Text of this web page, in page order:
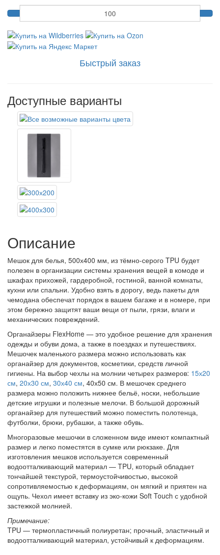
Быстрый заказ
Доступные варианты
Описание
Мешок для белья, 500х400 мм, из тёмно-серого TPU будет
полезен в организации системы хранения вещей в комоде и
шкафах прихожей, гардеробной, гостиной, ванной комнаты,
кухни или спальни. Удобно взять в дорогу, ведь пакеты для
чемодана обеспечат порядок в вашем багаже и в номере, при
этом бережно защитят ваши вещи от пыли, грязи, влаги и
механических повреждений.
Органайзеры FlexHome — это удобное решение для хранения
одежды и обуви дома, а также в поездках и путешествиях.
Мешочек маленького размера можно использовать как
органайзер для документов, косметики, средств личной
гигиены. На выбор чехлы на молнии четырех размеров: 15х20
см, 20х30 см, 30х40 см, 40х50 см. В мешочек среднего
размера можно положить нижнее бельё, носки, небольшие
детские игрушки и полезные мелочи. В большой дорожный
органайзер для путешествий можно поместить полотенца,
футболки, брюки, рубашки, а также обувь.
Многоразовые мешочки в сложенном виде имеют компактный
размер и легко поместятся в сумке или рюкзаке. Для
изготовления мешков используется современный
водоотталкивающий материал — TPU, который обладает
тончайшей текстурой, термоустойчивостью, высокой
сопротивляемостью к деформациям, он мягкий и приятен на
ощупь. Чехол имеет вставку из эко-кожи Soft Touch с удобной
застежкой молнией.
Примечание:
TPU — термопластичный полиуретан; прочный, эластичный и
водоотталкивающий материал, устойчивый к деформациям.